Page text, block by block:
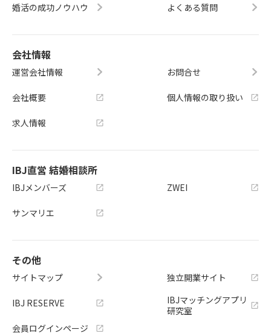
婚活の成功ノウハウ よくある質問
会社情報
運営会社情報
会社概要
求人情報
お問合せ
個人情報の取り扱い
IBJ直営 結婚相談所
IBJメンバーズ
サンマリエ
ZWEI
その他
サイトマップ
IBJ RESERVE
会員ログインページ
独立開業サイト
IBJマッチングアプリ
研究室